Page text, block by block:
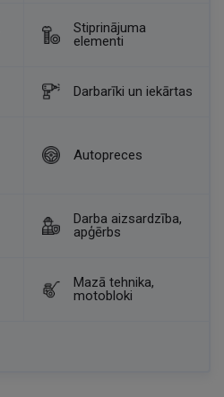
Stiprinājuma
elementi
Darbarīki un iekārtas
Autopreces
Darba aizsardzība,
apģērbs
Mazā tehnika,
motobloki